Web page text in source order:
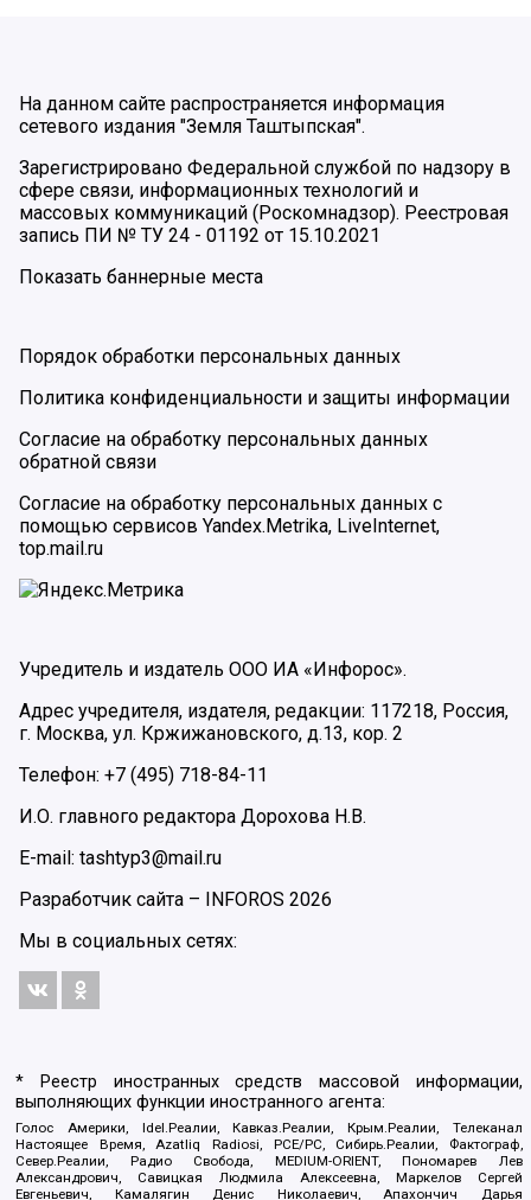
На данном сайте распространяется информация
сетевого издания "Земля Таштыпская".
Зарегистрировано Федеральной службой по надзору в
сфере связи, информационных технологий и
массовых коммуникаций (Роскомнадзор). Реестровая
запись ПИ № ТУ 24 - 01192 от 15.10.2021
Показать баннерные места
Порядок обработки персональных данных
Политика конфиденциальности и защиты информации
Согласие на обработку персональных данных
обратной связи
Согласие на обработку персональных данных с
помощью сервисов Yandex.Metrika, LiveInternet,
top.mail.ru
Учредитель и издатель ООО ИА «Инфорос».
Адрес учредителя, издателя, редакции: 117218, Россия,
г. Москва, ул. Кржижановского, д.13, кор. 2
Телефон: +7 (495) 718-84-11
И.О. главного редактора Дорохова Н.В.
E-mail: tashtyp3@mail.ru
Разработчик сайта – INFOROS 2026
Мы в социальных сетях:
* Реестр иностранных средств массовой информации,
выполняющих функции иностранного агента:
Голос Америки, Idel.Реалии, Кавказ.Реалии, Крым.Реалии, Телеканал
Настоящее Время, Azatliq Radiosi, PCE/PC, Сибирь.Реалии, Фактограф,
Север.Реалии, Радио Свобода, MEDIUM-ORIENT, Пономарев Лев
Александрович, Савицкая Людмила Алексеевна, Маркелов Сергей
Евгеньевич, Камалягин Денис Николаевич, Апахончич Дарья